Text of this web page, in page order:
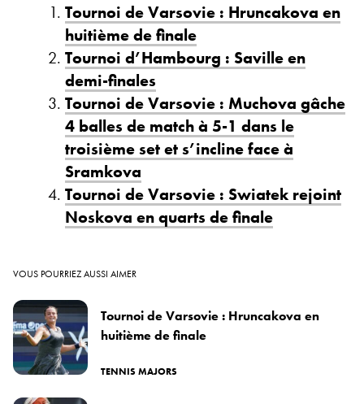
Tournoi de Varsovie : Hruncakova en
huitième de finale
Tournoi d’Hambourg : Saville en
demi-finales
Tournoi de Varsovie : Muchova gâche
4 balles de match à 5-1 dans le
troisième set et s’incline face à
Sramkova
Tournoi de Varsovie : Swiatek rejoint
Noskova en quarts de finale
VOUS POURRIEZ AUSSI AIMER
Tournoi de Varsovie : Hruncakova en
huitième de finale
TENNIS MAJORS